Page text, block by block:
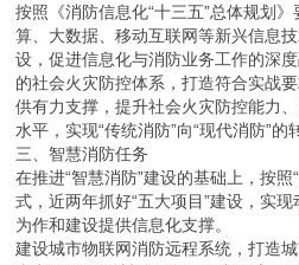
按照《消防信息化“十三五”总体规划
算、大数据、移动互联网等新兴信息
设，促进信息化与消防业务工作的深
的社会火灾防控体系，打造符合实战
供有力支撑，提升社会火灾防控能力
水平，实现“传统消防”向“现代消防”的
三、智慧消防任务
在推进“智慧消防”建设的基础上，按
式，近两年抓好“五大项目”建设，实
为作和建设提供信息化支撑。
建设城市物联网消防远程系统，打造